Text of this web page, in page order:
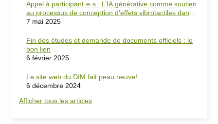
Appel à participant·e·s : L’IA générative comme soutien
au processus de conception d’effets vibrotactiles dans
les jeux vidéo
7 mai 2025
Fin des études et demande de documents officiels : le
bon lien
6 février 2025
Le site web du DIM fait peau neuve!
6 décembre 2024
Afficher tous les articles